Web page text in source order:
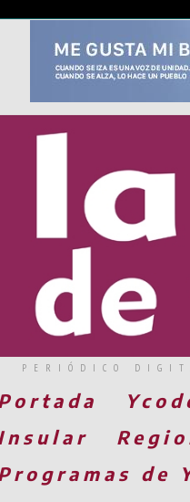
PERIÓDICO
Portada
Insular
Programas de